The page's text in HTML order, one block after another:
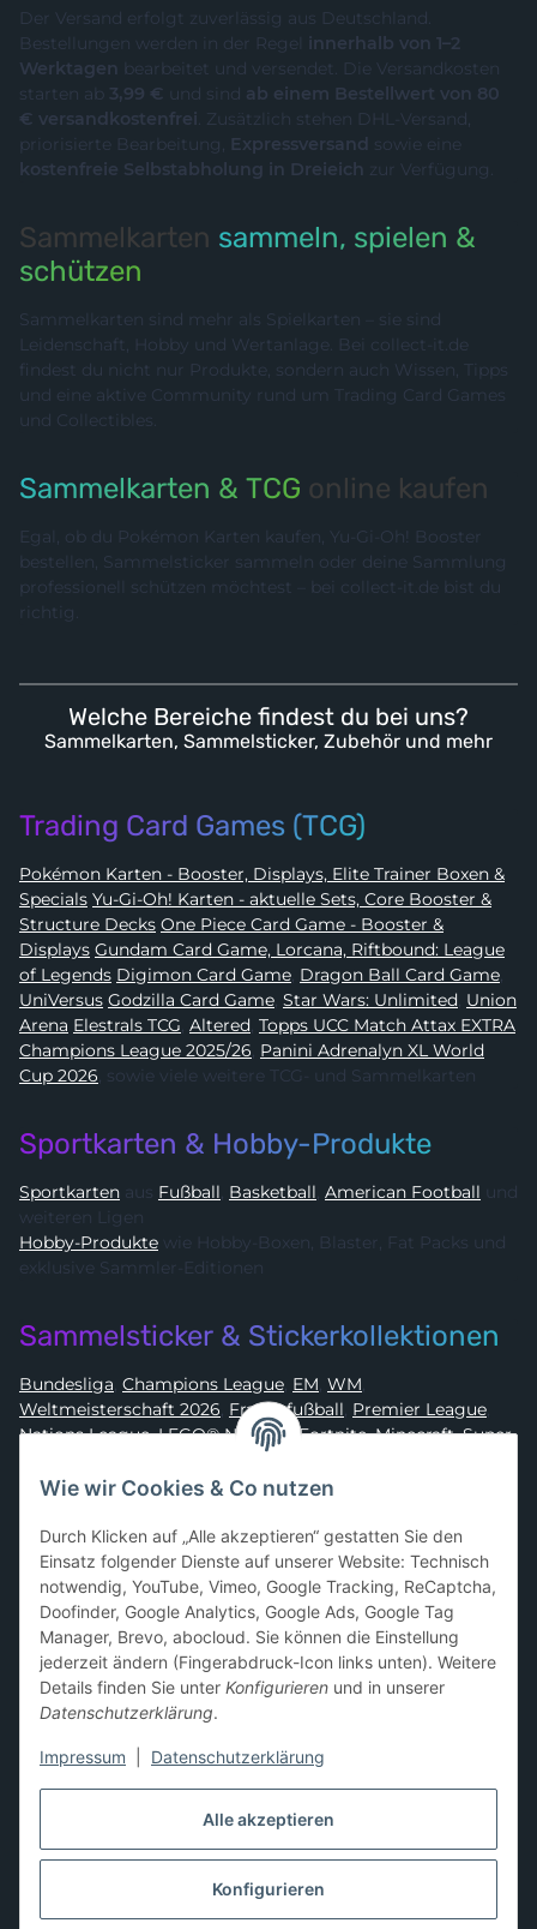
Der Versand erfolgt zuverlässig aus Deutschland.
Bestellungen werden in der Regel innerhalb von 1–2
Werktagen bearbeitet und versendet. Die Versandkosten
starten ab 3,99 € und sind ab einem Bestellwert von 80
€ versandkostenfrei. Zusätzlich stehen DHL-Versand,
priorisierte Bearbeitung, Expressversand sowie eine
kostenfreie Selbstabholung in Dreieich zur Verfügung.
Sammelkarten sammeln, spielen &
schützen
Sammelkarten sind mehr als Spielkarten – sie sind
Leidenschaft, Hobby und Wertanlage. Bei collect-it.de
findest du nicht nur Produkte, sondern auch Wissen, Tipps
und eine aktive Community rund um Trading Card Games
und Collectibles.
Sammelkarten & TCG online kaufen
Egal, ob du Pokémon Karten kaufen, Yu-Gi-Oh! Booster
bestellen, Sammelsticker sammeln oder deine Sammlung
professionell schützen möchtest – bei collect-it.de bist du
richtig.
Welche Bereiche findest du bei uns?
Sammelkarten, Sammelsticker, Zubehör und mehr
Trading Card Games (TCG)
Pokémon Karten - Booster, Displays, Elite Trainer Boxen &
Specials Yu-Gi-Oh! Karten - aktuelle Sets, Core Booster &
Structure Decks One Piece Card Game - Booster &
Displays Gundam Card Game, Lorcana, Riftbound: League
of Legends
Digimon Card Game, Dragon Ball Card Game,
UniVersus
Godzilla Card Game, Star Wars: Unlimited, Union
Arena
Elestrals TCG, Altered, Topps UCC Match Attax EXTRA
Champions League 2025/26, Panini Adrenalyn XL World
Cup 2026, sowie viele weitere TCG- und Sammelkarten
Sportkarten & Hobby-Produkte
Sportkarten aus Fußball, Basketball, American Football und
weiteren Ligen
Hobby-Produkte
exklusive Sammler-Editionen
Sammelsticker & Stickerkollektionen
Bundesliga, Champions League, EM, WM,
Weltmeisterschaft 2026, Frauenfußball, Premier League,
Nations League, LEGO® Ninjago Fortnite,Minecraft,Super
Asterix
Sammelkarten-Zubehör &
Schutzprodukte
Card Sleeves, Penny Sleeves, Premium Sleeves,Toploader
Magnetic Holder, Sammelalben / Binder / Pocket Pages
Deckboxen ,Playmats undAufbewahrungslösungen
Vertrag widerrufen
Alle akzeptieren
Konfigurieren
Wie wir Cookies & Co nutzen
Durch Klicken auf „Alle akzeptieren“ gestatten Sie den
Einsatz folgender Dienste auf unserer Website: Technisch
notwendig, YouTube, Vimeo, Google Tracking, ReCaptcha,
Doofinder, Google Analytics, Google Ads, Google Tag
Manager, Brevo, abocloud. Sie können die Einstellung
jederzeit ändern (Fingerabdruck-Icon links unten). Weitere
Details finden Sie unter Konfigurieren und in unserer
Datenschutzerklärung.
Impressum Datenschutzerklärung